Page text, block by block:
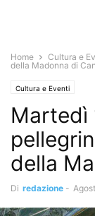
Home Cultura e
della Madonna di
Cultura e Eventi
Martedì
della
Di redazione -